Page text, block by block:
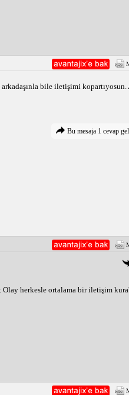
bile iletişimi
Bu mesaja 1 cevap
herkesle ortalama bir iletişim